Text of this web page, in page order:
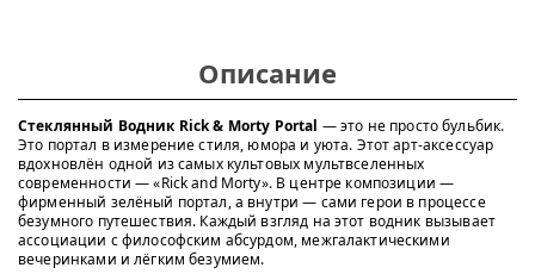
Описание
Стеклянный Водник Rick & Morty Portal — это не просто бульбик.
Это портал в измерение стиля, юмора и уюта. Этот арт-аксессуар
вдохновлён одной из самых культовых мультвселенных
современности — «Rick and Morty». В центре композиции —
фирменный зелёный портал, а внутри — сами герои в процессе
безумного путешествия. Каждый взгляд на этот водник вызывает
ассоциации с философским абсурдом, межгалактическими
вечеринками и лёгким безумием.